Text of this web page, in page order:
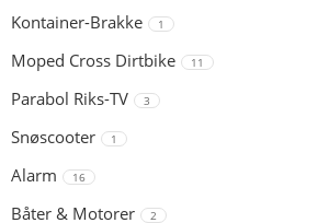
Kontainer-Brakke 1
Moped Cross Dirtbike 11
Parabol Riks-TV 3
Snøscooter 1
Alarm 16
Båter & Motorer 2